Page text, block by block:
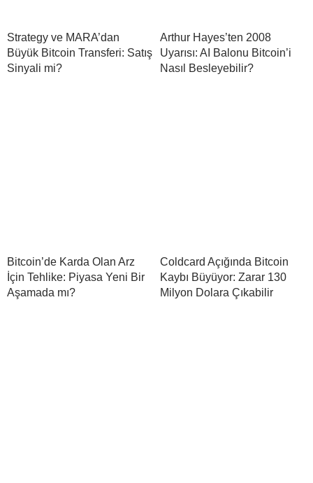
Strategy ve MARA’dan
Büyük Bitcoin Transferi: Satış
Sinyali mi?
Arthur Hayes’ten 2008
Uyarısı: AI Balonu Bitcoin’i
Nasıl Besleyebilir?
Bitcoin’de Karda Olan Arz
İçin Tehlike: Piyasa Yeni Bir
Aşamada mı?
Coldcard Açığında Bitcoin
Kaybı Büyüyor: Zarar 130
Milyon Dolara Çıkabilir